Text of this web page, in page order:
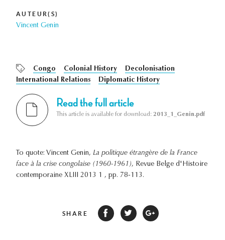
AUTEUR(S)
Vincent Genin
Congo Colonial History
Decolonisation
International Relations
Diplomatic History
Read the full article
This article is available for download: 2013_1_Genin.pdf
To quote: Vincent Genin, La politique étrangère de la France
face à la crise congolaise (1960-1961), Revue Belge d'Histoire
contemporaine XLIII 2013 1 , pp. 78-113.
SHARE